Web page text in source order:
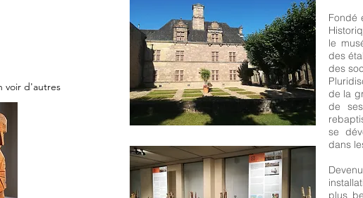
voir d'autres
Fondé
le
des
des
de la
de
se
dans
plus